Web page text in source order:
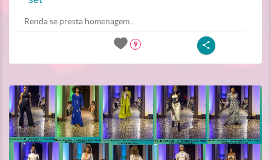
Renda se presta homenagem...
9